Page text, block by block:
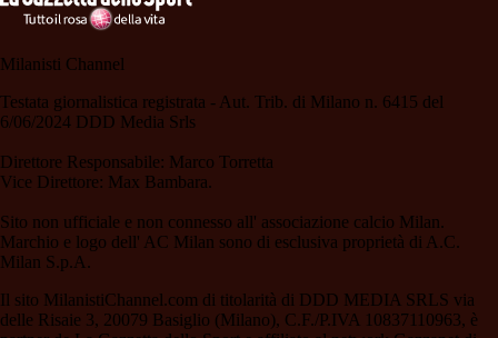
Milanisti Channel
Testata giornalistica registrata - Aut. Trib. di Milano n. 6415 del
6/06/2024 DDD Media Srls
Direttore Responsabile: Marco Torretta
Vice Direttore: Max Bambara.
Sito non ufficiale e non connesso all' associazione calcio Milan.
Marchio e logo dell' AC Milan sono di esclusiva proprietà di A.C.
Milan S.p.A.
Il sito MilanistiChannel.com di titolarità di DDD MEDIA SRLS via
delle Risaie 3, 20079 Basiglio (Milano), C.F./P.IVA 10837110963, è